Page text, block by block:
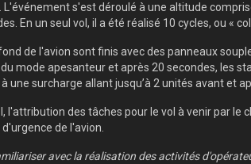
s'est déroulé à une altitude
En un seul vol, il a été réalisé 10 cycles, ou «
de l'avion sont finis avec des panneaux
mode apesanteur et après 20 secondes, les
surcharge allant jusqu’à 2 unités avant et
des tâches pour le vol à venir par le
de l'avion.
avec la réalisation des activités